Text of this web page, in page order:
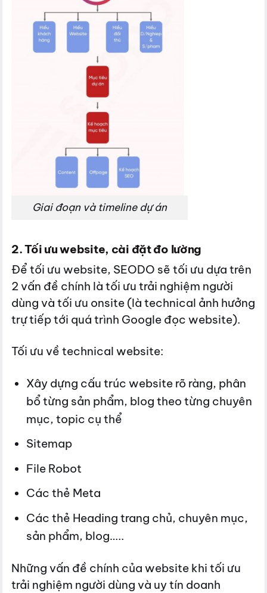
Giai đoạn và timeline dự án
2. Tối ưu website, cài đặt đo lường
Để tối ưu website, SEODO sẽ tối ưu dựa trên
2 vấn đề chính là tối ưu trải nghiệm người
dùng và tối ưu onsite (là technical ảnh hưởng
trự tiếp tới quá trình Google đọc website).
Tối ưu về technical website:
Xây dựng cấu trúc website rõ ràng, phân
bổ từng sản phẩm, blog theo từng chuyên
mục, topic cụ thể
Sitemap
File Robot
Các thẻ Meta
Các thẻ Heading trang chủ, chuyên mục,
sản phẩm, blog…..
Những vấn đề chính của website khi tối ưu
trải nghiệm người dùng và uy tín doanh